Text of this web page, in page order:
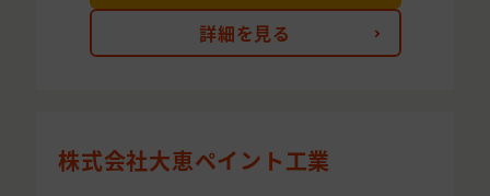
詳細を見る
株式会社大恵ペイント工業